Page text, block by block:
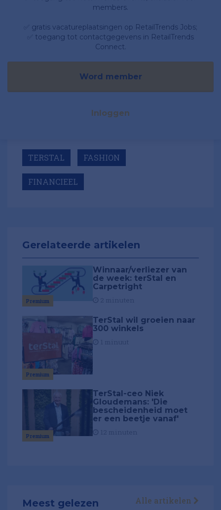
members.
✅ gratis vacatureplaatsingen op RetailTrends Jobs;
✅ toegang tot contactgegevens in RetailTrends
Connect.
Word member
Inloggen
TERSTAL FASHION
FINANCIEEL
Gerelateerde artikelen
Premium
Winnaar/verliezer van
de week: terStal en
Carpetright
Premium
TerStal wil groeien naar
300 winkels
Premium
TerStal-ceo Niek
Gloudemans: 'Die
bescheidenheid moet
er een beetje vanaf'
Meest gelezen Alle artikelen